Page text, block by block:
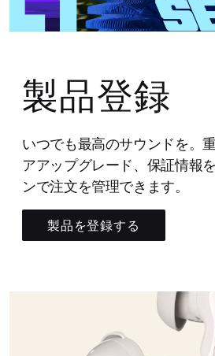
製品登録
いつでも最高のサウンドを。
アアップグレード、保証情報
ンで注文を管理できます。
製品を登録する